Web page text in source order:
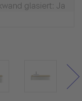
glasiert: Ja